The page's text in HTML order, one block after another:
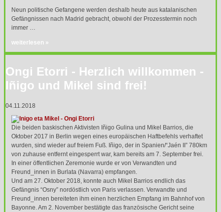
Neun politische Gefangene werden deshalb heute aus katalanischen
Gefängnissen nach Madrid gebracht, obwohl der Prozesstermin noch
immer …
weiterlesen »
Ongi Etorri - Herzlich willkommen -
Iñigo und Mikel sind frei!
04.11.2018
Die beiden baskischen Aktivisten Iñigo Gulina und Mikel Barrios, die
Oktober 2017 in Berlin wegen eines europäischen Haftbefehls verhaftet
wurden, sind wieder auf freiem Fuß. Iñigo, der in Spanien/“Jaén II” 780km
von zuhause entfernt eingesperrt war, kam bereits am 7. September frei.
In einer öffentlichen Zeremonie wurde er von Verwandten und
Freund_innen in Burlata (Navarra) empfangen.
Und am 27. Oktober 2018, konnte auch Mikel Barrios endlich das
Gefängnis “Osny” nordöstlich von Paris verlassen. Verwandte und
Freund_innen bereiteten ihm einen herzlichen Empfang im Bahnhof von
Bayonne. Am 2. November bestätigte das französische Gericht seine